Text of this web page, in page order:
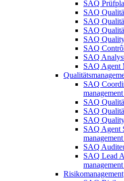
SAQ
SAQ
SAQ
SAQ
SAQ
SAQ
SAQ
SAQ Agent
SAQ
SAQ
SAQ
SAQ
SAQ Agent
SAQ
SAQ Lead
Risikomanagement